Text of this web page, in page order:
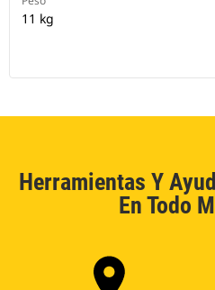
11 kg
Herramientas Y
En Todo